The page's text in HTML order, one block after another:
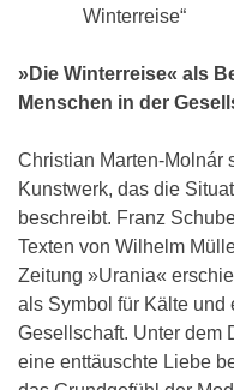
Winterreise“
»Die Winterreise« als
Menschen in der
Christian Marten-Molnár
Kunstwerk, das die
beschreibt. Franz
Texten von Wilhelm
Zeitung »Urania«
als Symbol für Kälte
Gesellschaft. Unter dem
eine enttäuschte Liebe